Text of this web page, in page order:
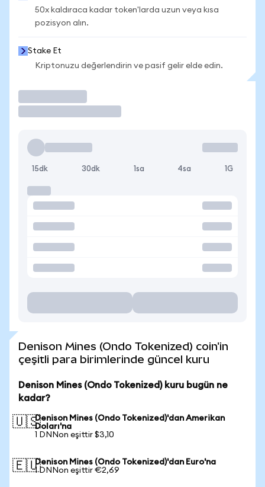
50x kaldıraca kadar token'larda uzun veya kısa
pozisyon alın.
Stake Et
Kriptonuzu değerlendirin ve pasif gelir elde edin.
15dk 30dk 1sa 4sa 1G
Denison Mines (Ondo Tokenized) coin'in
çeşitli para birimlerinde güncel kuru
Denison Mines (Ondo Tokenized) kuru bugün ne
kadar?
🇺🇸Denison Mines (Ondo Tokenized)'dan Amerikan
Doları'na
1 DNNon eşittir $3,10
🇪🇺Denison Mines (Ondo Tokenized)'dan Euro'na
1 DNNon eşittir €2,69